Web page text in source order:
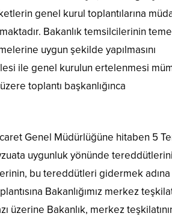
genel kurul toplantılarına
Bakanlık temsilcilerinin
uygun şekilde yapılmasını
ile genel kurulun ertelenmesi
toplantı başkanlığınca
Genel Müdürlüğüne hitaben 5
uygunluk yönünde
bu tereddütleri gidermek
Bakanlığımız merkez
Bakanlık, merkez